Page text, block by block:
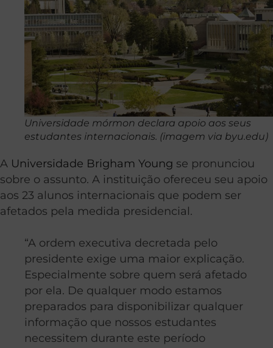
Universidade mórmon declara apoio aos seus
estudantes internacionais. (imagem via byu.edu)
A Universidade Brigham Young se pronunciou
sobre o assunto. A instituição ofereceu seu apoio
aos 23 alunos internacionais que podem ser
afetados pela medida presidencial.
“A ordem executiva decretada pelo
presidente exige uma maior explicação.
Especialmente sobre quem será afetado
por ela. De qualquer modo estamos
preparados para disponibilizar qualquer
informação que nossos estudantes
necessitem durante este período